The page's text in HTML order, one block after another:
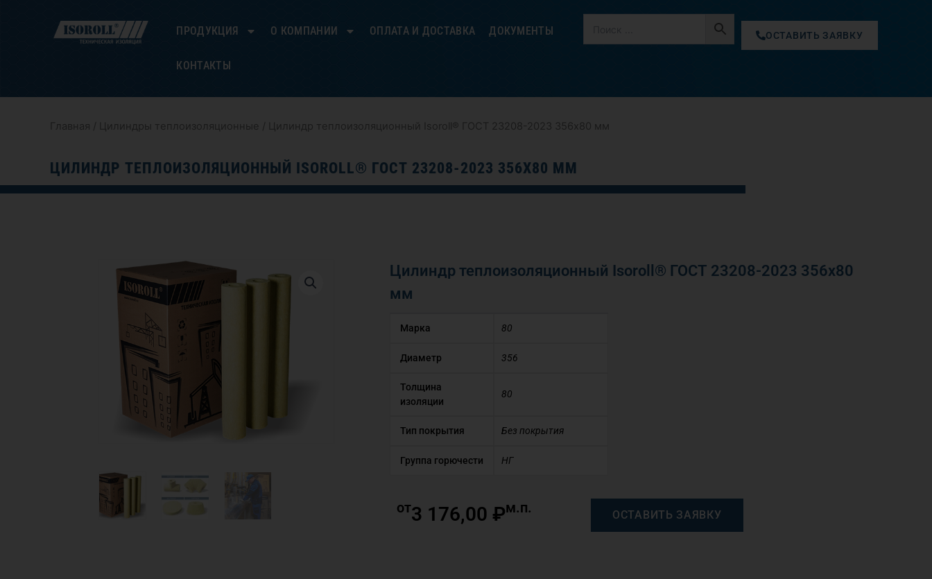
ПРОДУКЦИЯ О КОМПАНИИ ОПЛАТА И ДОСТАВКА ДОКУМЕНТЫ
КОНТАКТЫ
ОСТАВИТЬ ЗАЯВКУ
Главная / Цилиндры теплоизоляционные / Цилиндр теплоизоляционный Isoroll® ГОСТ 23208-2023 356х80 мм
ЦИЛИНДР ТЕПЛОИЗОЛЯЦИОННЫЙ ISOROLL® ГОСТ 23208-2023 356Х80 ММ
Цилиндр теплоизоляционный Isoroll® ГОСТ 23208-2023 356х80
мм
Марка 80
Диаметр 356
Толщина
изоляции
80
Тип покрытия Без покрытия
Группа горючести НГ
от3 176,00 ₽м.п. ОСТАВИТЬ ЗАЯВКУ